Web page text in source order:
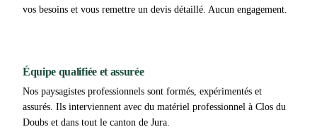
vos besoins et vous remettre un devis détaillé. Aucun engagement.
Équipe qualifiée et assurée
Nos paysagistes professionnels sont formés, expérimentés et
assurés. Ils interviennent avec du matériel professionnel à Clos du
Doubs et dans tout le canton de Jura.